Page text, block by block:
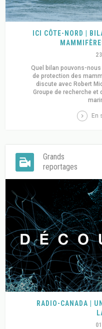
ICI CÔTE-NORD |
Quel bilan pouvons-
de protection des
discute avec Robert
Groupe de recherche
En
Grands
reportages
RADIO-CANADA |